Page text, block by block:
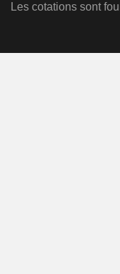
Les cotations sont